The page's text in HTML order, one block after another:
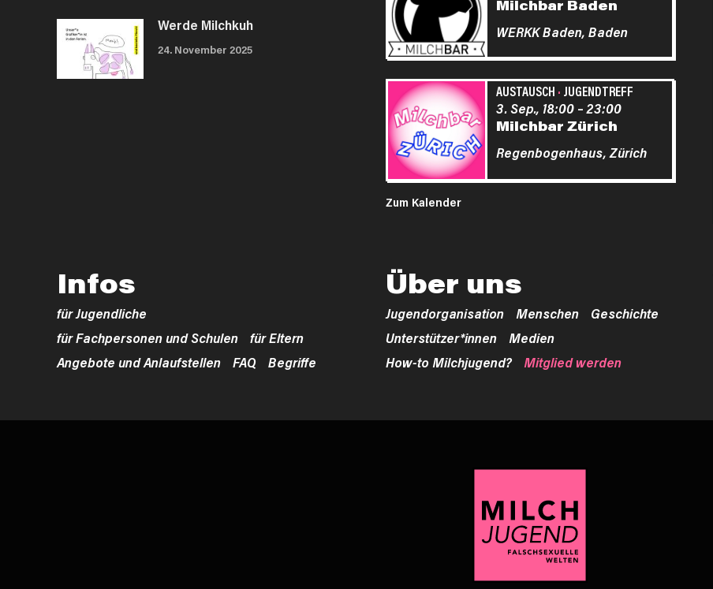
Werde Milchkuh
24. November 2025
Milchbar Baden
WERKK Baden,Baden
AUSTAUSCH · JUGENDTREFF
Milchbar Zürich
3. Sep., 18:00 –23:00
Regenbogenhaus,Zürich
Zum Kalender
Infos
für Jugendliche
für Fachpersonen und Schulen
für Eltern
Angebote und Anlaufstellen
FAQ Begriffe
Über uns
Jugendorganisation Menschen
Geschichte
Unterstützer*innen
Medien
How-to Milchjugend?
Mitglied werden